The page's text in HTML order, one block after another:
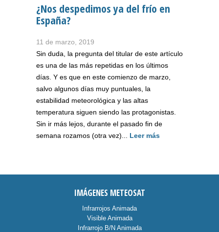
¿Nos despedimos ya del frío en
España?
11 de marzo, 2019
Sin duda, la pregunta del titular de este artículo
es una de las más repetidas en los últimos
días. Y es que en este comienzo de marzo,
salvo algunos días muy puntuales, la
estabilidad meteorológica y las altas
temperatura siguen siendo las protagonistas.
Sin ir más lejos, durante el pasado fin de
semana rozamos (otra vez)... Leer más
IMÁGENES METEOSAT
Infrarrojos Animada
Visible Animada
Infrarrojo B/N Animada